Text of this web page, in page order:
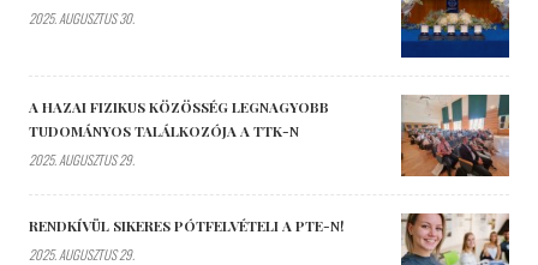
2025. AUGUSZTUS 30.
A HAZAI FIZIKUS KÖZÖSSÉG LEGNAGYOBB
TUDOMÁNYOS TALÁLKOZÓJA A TTK-N
2025. AUGUSZTUS 29.
RENDKÍVÜL SIKERES PÓTFELVÉTELI A PTE-N!
2025. AUGUSZTUS 29.